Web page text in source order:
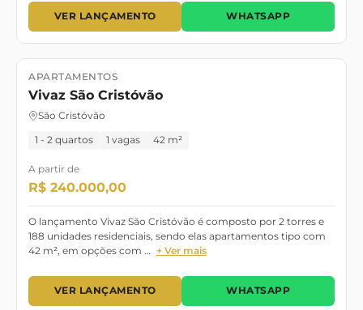
VER LANÇAMENTO WHATSAPP
Lançamento
APARTAMENTOS
Vivaz São Cristóvão
São Cristóvão
1 - 2 quartos 1 vagas 42 m²
A partir de
R$ 240.000,00
O lançamento Vivaz São Cristóvão é composto por 2 torres e
188 unidades residenciais, sendo elas apartamentos tipo com
42 m², em opções com … + Ver mais
VER LANÇAMENTO WHATSAPP